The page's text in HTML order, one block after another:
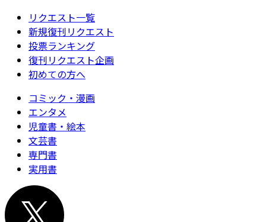
リクエスト一覧
新規復刊リクエスト
投票ランキング
復刊リクエスト企画
初めての方へ
コミック・漫画
エンタメ
児童書・絵本
文芸書
専門書
実用書